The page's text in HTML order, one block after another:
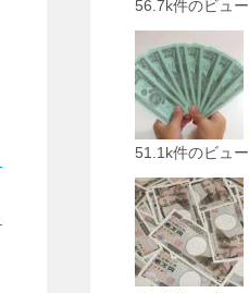
56.7k件のビュー
51.1k件のビュー